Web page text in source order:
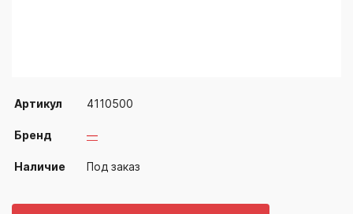
Артикул 4110500
Бренд —
Наличие Под заказ